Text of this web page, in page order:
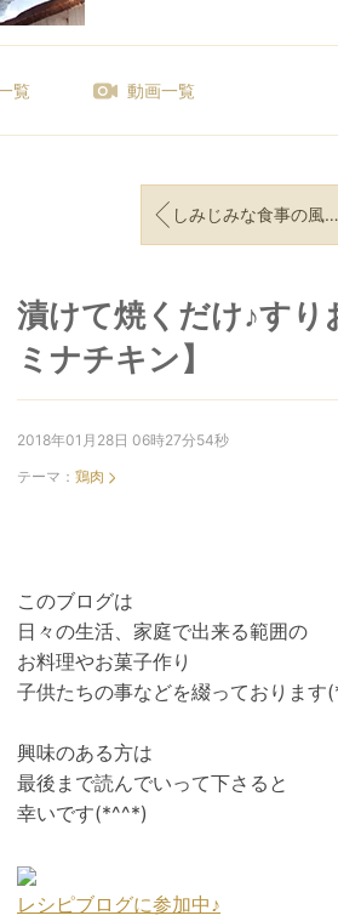
覧 動画一覧
しみじみな食事の風景【おうちごはん＊献立】スタミナチキン
漬けて焼くだけ♪すり
ミナチキン】
2018年01月28日 06時27分54秒
テーマ： 鶏肉
このブログは
日々の生活、家庭で出来る範囲の
お料理やお菓子作り
子供たちの事などを綴っております
興味のある方は
最後まで読んでいって下さると
幸いです(*^^*)
レシピブログに参加中♪